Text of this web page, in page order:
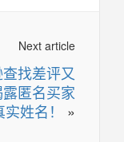
Next article
找差评又
匿名买家
姓名！
»